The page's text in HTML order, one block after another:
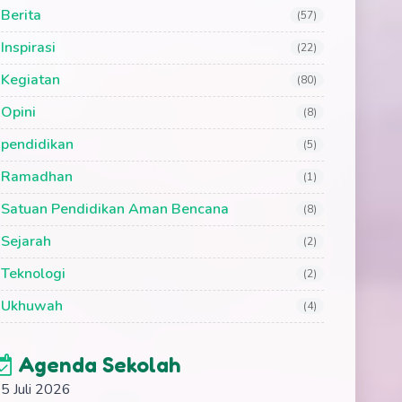
(57)
(22)
(80)
(8)
(5)
(1)
Pendidikan Aman Bencana (8)
(2)
(2)
(4)
Agenda Sekolah
Juli 2026